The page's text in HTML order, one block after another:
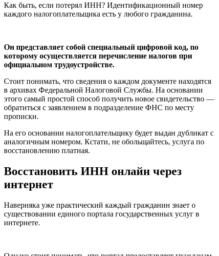
Как быть, если потерял ИНН? Идентификационный номер
каждого налогоплательщика есть у любого гражданина.
Он представляет собой специальный цифровой код, по
которому осуществляется перечисление налогов при
официальном трудоустройстве.
Стоит понимать, что сведения о каждом документе находятся
в архивах Федеральной Налоговой Службы. На основании
этого самый простой способ получить новое свидетельство —
обратиться с заявлением в подразделение ФНС по месту
прописки.
На его основании налогоплательщику будет выдан дубликат с
аналогичным номером. Кстати, не обольщайтесь, услуга по
восстановлению платная.
Восстановить ИНН онлайн через
интернет
Наверняка уже практический каждый гражданин знает о
существовании единого портала государственных услуг в
интернете.